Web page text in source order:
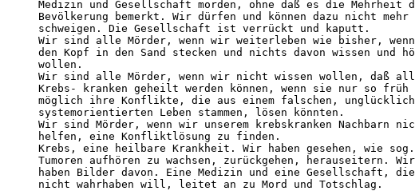
Medizin und Gesellschaft morden, ohne daß es die Mehrheit
Bevölkerung bemerkt. Wir dürfen und können dazu nicht mehr
schweigen. Die Gesellschaft ist verrückt und kaputt.
Wir sind alle Mörder, wenn wir weiterleben wie bisher,
den Kopf in den Sand stecken und nichts davon wissen und
wollen.
Wir sind alle Mörder, wenn wir nicht wissen wollen, daß
Krebs- kranken geheilt werden können, wenn sie nur so früh
möglich ihre Konflikte, die aus einem falschen,
systemorientierten Leben stammen, lösen könnten.
Wir sind Mörder, wenn wir unserem krebskranken Nachbarn
helfen, eine Konfliktlösung zu finden.
Krebs, eine heilbare Krankheit. Wir haben gesehen, wie sog.
Tumoren aufhören zu wachsen, zurückgehen, herauseitern. Wir
haben Bilder davon. Eine Medizin und eine Gesellschaft,
nicht wahrhaben will, leitet an zu Mord und Totschlag.